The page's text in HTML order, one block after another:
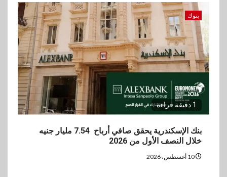
بنوك
1 دقيقة قراءة
بنك الإسكندرية يحقق صافي أرباح 7.54 مليار جنيه
خلال النصف الأول من 2026